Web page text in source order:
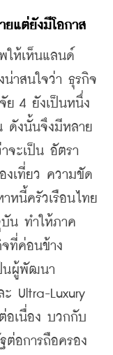
แต่ยังมีโอกาส
ให้เห็นแลนด์
น่าสนใจว่า ธุรกิจ
ย 4 ยังเป็นหนึ่ง
ดังนั้นจึงมีหลาย
จะเป็น อัตรา
งเที่ยว ความขัด
หนี้ครัวเรือนไทย
บัน ทำให้ภาค
ที่ค่อนข้าง
นผู้พัฒนา
Ultra-Luxury
อเนื่อง บวกกับ
ต่อการถือครอง